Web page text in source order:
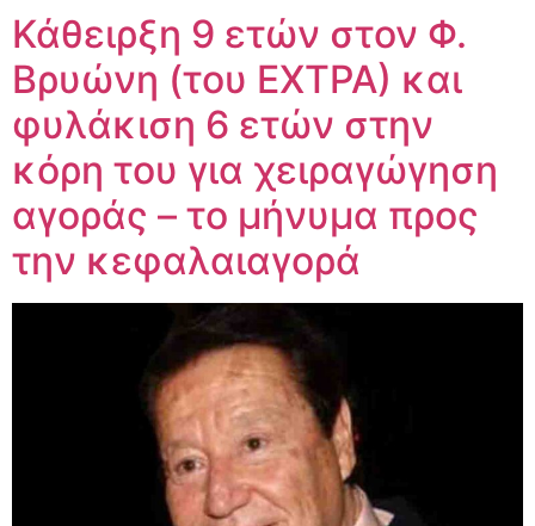
Κάθειρξη 9 ετών στον Φ.
Βρυώνη (του ΕΧΤΡΑ) και
φυλάκιση 6 ετών στην
κόρη του για χειραγώγηση
αγοράς – το μήνυμα προς
την κεφαλαιαγορά